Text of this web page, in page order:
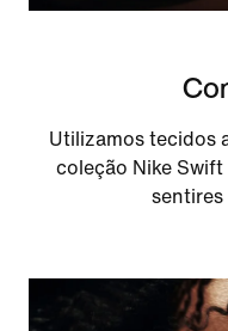
Utilizamos tecidos
coleção Nike Swift
sentires